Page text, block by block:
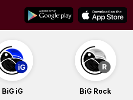
BiG iG BiG Rock